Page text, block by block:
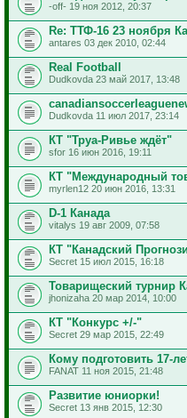
-off- 19 ноя 2012, 20:37
Re: ТТФ-16 23 ноября
antares 03 дек 2010, 02:44
Real Football
Dudkovda 23 май 2017, 13:48
Dudkovda 11 июл 2017, 23:14
КТ "Труа-Ривье ждёт"
sfor 16 июн 2016, 19:11
КТ "Международный
myrlen12 20 июн 2016, 13:31
D-1 Канада
vitalys 19 авг 2009, 07:58
КТ "Канадский
Secret 15 июл 2015, 16:18
Товарищеский турнир
jhonizaha 20 мар 2014, 10:00
КТ "Конкурс +/-"
Secret 29 мар 2015, 22:49
Кому подготовить 17-
FANAT 11 ноя 2015, 21:48
Развитие юниорки!
Secret 13 янв 2015, 12:30